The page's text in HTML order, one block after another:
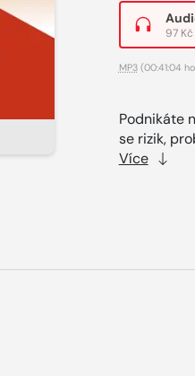
97 Kč
MP3(00:41:04
Podnikáte
se rizik,
Více